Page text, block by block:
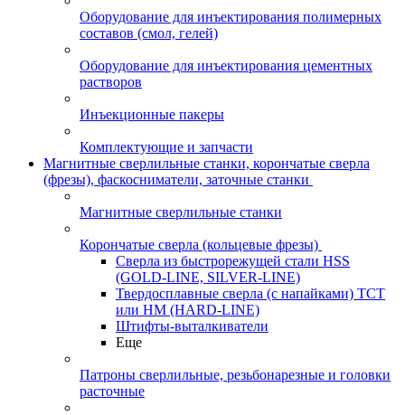
Оборудование для инъектирования полимерных
составов (смол, гелей)
Оборудование для инъектирования цементных
растворов
Инъекционные пакеры
Комплектующие и запчасти
Магнитные сверлильные станки, корончатые сверла
(фрезы), фаскосниматели, заточные станки
Магнитные сверлильные станки
Корончатые сверла (кольцевые фрезы)
Сверла из быстрорежущей стали HSS
(GOLD-LINE, SILVER-LINE)
Твердосплавные сверла (с напайками) ТСТ
или HM (HARD-LINE)
Штифты-выталкиватели
Еще
Патроны сверлильные, резьбонарезные и головки
расточные